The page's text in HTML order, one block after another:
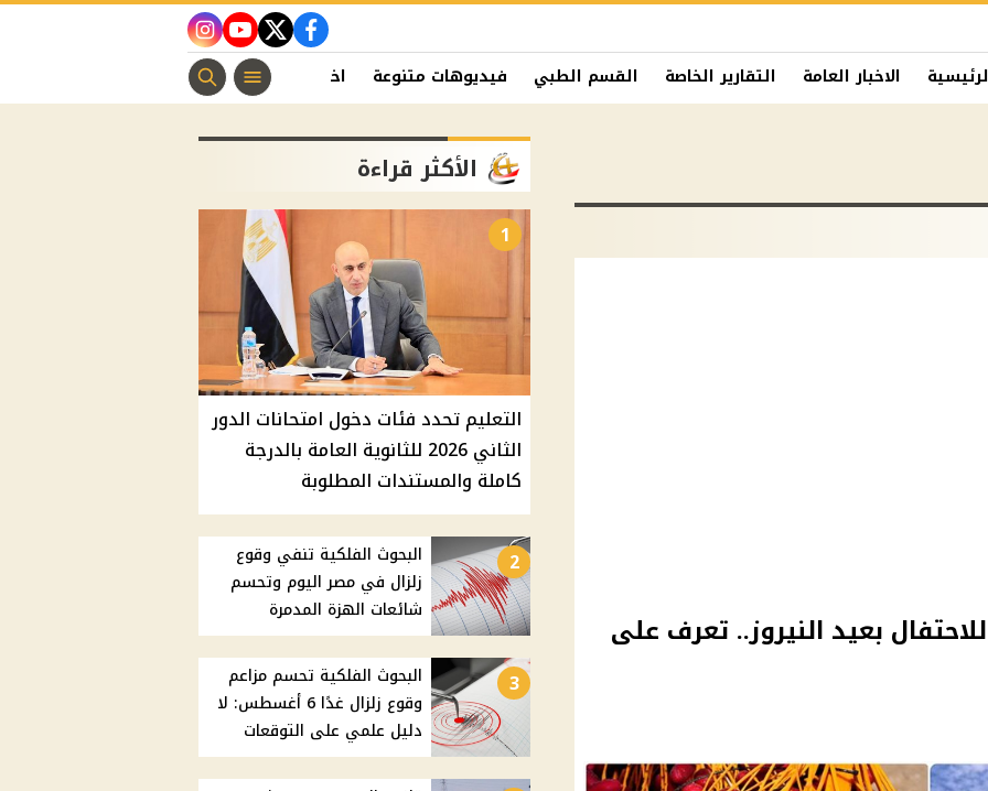
facebook
twitter
youtube
instagram
الاخبار العامة التقارير الخاصة القسم الطبي فيديوهات متنوعة اخبار الفن منوعات مسيحية
بعيد النيروز.. تعرف على
الأكثر قراءة
1
التعليم تحدد فئات دخول امتحانات الدور
الثاني 2026 للثانوية العامة بالدرجة
كاملة والمستندات المطلوبة
2
البحوث الفلكية تنفي وقوع
زلزال في مصر اليوم وتحسم
شائعات الهزة المدمرة
3
البحوث الفلكية تحسم مزاعم
وقوع زلزال غدًا 6 أغسطس: لا
دليل علمي على التوقعات